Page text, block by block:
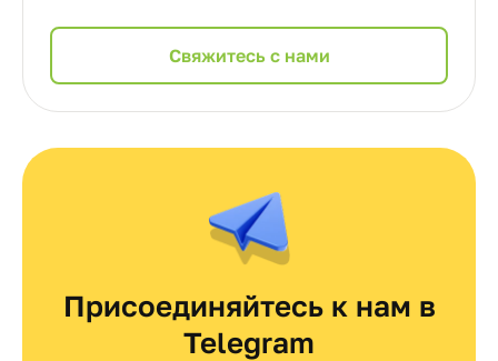
Cвяжитесь с нами
Присоединяйтесь к нам в
Telegram